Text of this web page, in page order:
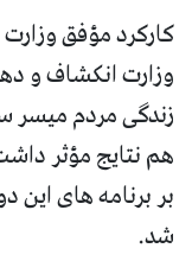
کارکرد مؤفق
وزارت انکشاف و
زندگی مردم میسر
هم نتایج مؤثر
بر برنامه های این
شد.